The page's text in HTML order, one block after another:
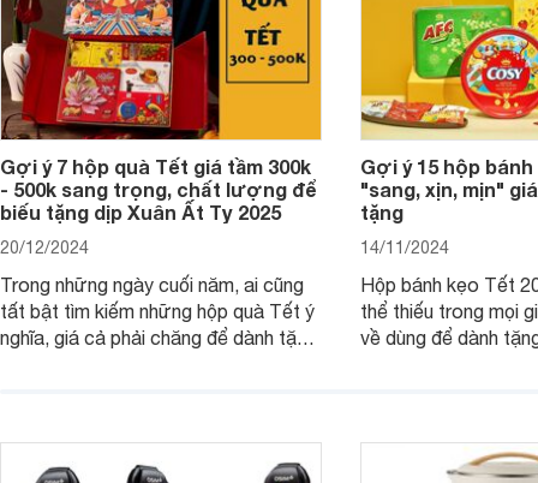
Gợi ý 7 hộp quà Tết giá tầm 300k
- 500k sang trọng, chất lượng để
biếu tặng dịp Xuân Ất Tỵ 2025
20/12/2024
Trong những ngày cuối năm, ai cũng
tất bật tìm kiếm những hộp quà Tết ý
nghĩa, giá cả phải chăng để dành tặng
- 500k đẹp mắt nhé.
Gợi ý 15 hộp
"sang, xịn, mịn"
tặng
14/11/2024
Hộp bánh kẹo Tết
thể thiếu trong mọi
về dùng để dành
2025 mới vừa sang,
mua sắm cuối năm.